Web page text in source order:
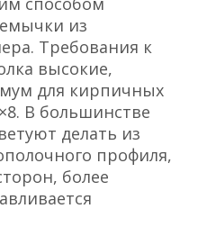
из
Требования к
высокие,
для кирпичных
В большинстве
делать из
профиля,
более